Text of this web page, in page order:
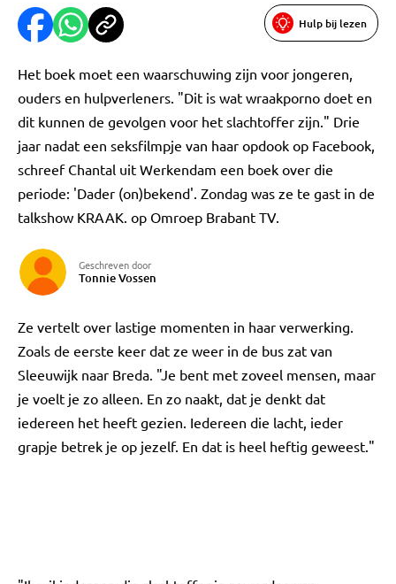
Hulp bij lezen
Het boek moet een waarschuwing zijn voor jongeren,
ouders en hulpverleners. "Dit is wat wraakporno doet en
dit kunnen de gevolgen voor het slachtoffer zijn." Drie
jaar nadat een seksfilmpje van haar opdook op Facebook,
schreef Chantal uit Werkendam een boek over die
periode: 'Dader (on)bekend'. Zondag was ze te gast in de
talkshow KRAAK. op Omroep Brabant TV.
Geschreven door
Tonnie Vossen
Ze vertelt over lastige momenten in haar verwerking.
Zoals de eerste keer dat ze weer in de bus zat van
Sleeuwijk naar Breda. "Je bent met zoveel mensen, maar
je voelt je zo alleen. En zo naakt, dat je denkt dat
iedereen het heeft gezien. Iedereen die lacht, ieder
grapje betrek je op jezelf. En dat is heel heftig geweest."